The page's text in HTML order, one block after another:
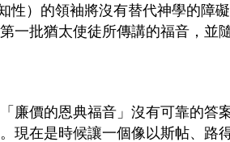
性）的領袖將沒有替代神學的障
一批猶太使徒所傳講的福音，並
廉價的恩典福音」沒有可靠的答
現在是時候讓一個像以斯帖、路